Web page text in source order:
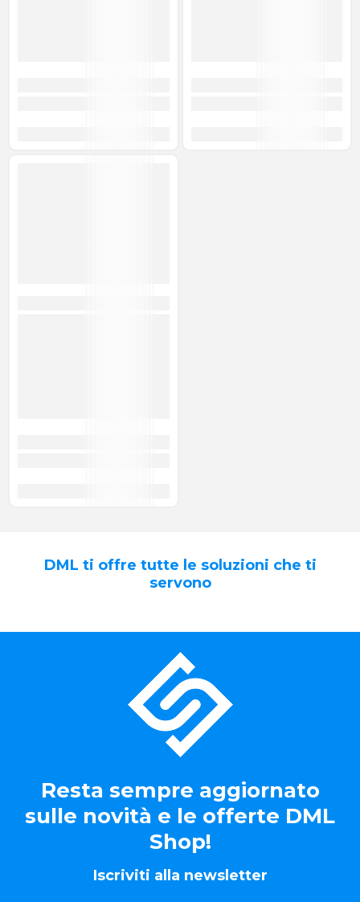
DML ti offre tutte le soluzioni che ti
servono
Resta sempre aggiornato
sulle novità e le offerte DML
Shop!
Iscriviti alla newsletter